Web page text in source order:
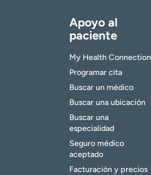
Apoyo al
paciente
My Health Connection
Programar cita
Buscar un médico
Buscar una ubicación
Buscar una
especialidad
Seguro médico
aceptado
Facturación y precios